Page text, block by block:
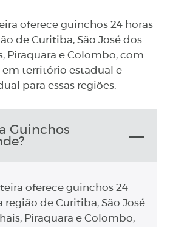
oferece guinchos 24 horas
de Curitiba, São José dos
Piraquara e Colombo, com
território estadual e
para essas regiões.
Guinchos
oferece guinchos 24
região de Curitiba, São José
Piraquara e Colombo,